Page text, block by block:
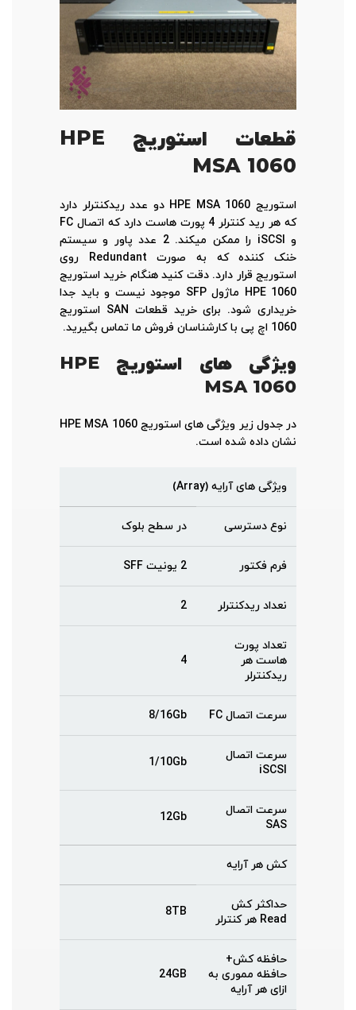
قطعات استوریج
HPE
MSA 1060
استوریج HPE MSA 1060 دو عدد ریدکنترلر دارد
که هر رید کنترلر 4 پورت هاست دارد که اتصال FC
و iSCSI را ممکن میکند. 2 عدد پاور و سیستم
خنک کننده که به صورت Redundant روی
استوریج قرار دارد. دقت کنید هنگام خرید استوریج
HPE 1060 ماژول SFP موجود نیست و باید جدا
خریداری شود. برای خرید قطعات SAN استوریج
1060 اچ پی با کارشناسان فروش ما تماس بگیرید.
ویژگی های استوریج
HPE
MSA 1060
در جدول زیر ویژگی های استوریج HPE MSA 1060
نشان داده شده است.
ویژگی های آرایه (Array)
نوع دسترسی در سطح بلوک
فرم فکتور 2 یونیت SFF
نعداد ریدکنترلر 2
تعداد پورت
هاست هر
ریدکنترلر
4
سرعت اتصال FC 8/16Gb
سرعت اتصال
iSCSI
1/10Gb
سرعت اتصال
SAS
12Gb
کش هر آرایه
حداکثر کش
Read هر کنترلر
8TB
حافظه کش+
حافظه مموری به
ازای هر آرایه
24GB